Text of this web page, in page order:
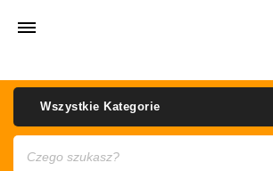
Wszystkie Kategorie